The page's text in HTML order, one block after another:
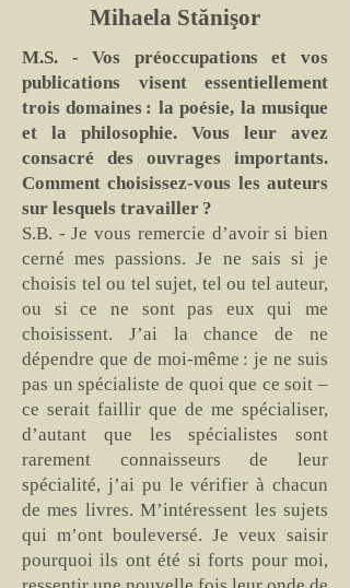
Mihaela Stănişor
M.S. - Vos préoccupations et vos
publications visent essentiellement
trois domaines : la poésie, la musique
et la philosophie. Vous leur avez
consacré des ouvrages importants.
Comment choisissez-vous les auteurs
sur lesquels travailler ?
S.B. - Je vous remercie d’avoir si bien
cerné mes passions. Je ne sais si je
choisis tel ou tel sujet, tel ou tel auteur,
ou si ce ne sont pas eux qui me
choisissent. J’ai la chance de ne
dépendre que de moi-même : je ne suis
pas un spécialiste de quoi que ce soit –
ce serait faillir que de me spécialiser,
d’autant que les spécialistes sont
rarement connaisseurs de leur
spécialité, j’ai pu le vérifier à chacun
de mes livres. M’intéressent les sujets
qui m’ont bouleversé. Je veux saisir
pourquoi ils ont été si forts pour moi,